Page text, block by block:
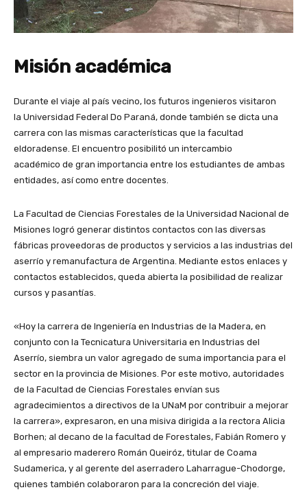
Misión académica
Durante el viaje al país vecino, los futuros ingenieros visitaron
la Universidad Federal Do Paraná, donde también se dicta una
carrera con las mismas características que la facultad
eldoradense. El encuentro posibilitó un intercambio
académico de gran importancia entre los estudiantes de ambas
entidades, así como entre docentes.
La Facultad de Ciencias Forestales de la Universidad Nacional de
Misiones logró generar distintos contactos con las diversas
fábricas proveedoras de productos y servicios a las industrias del
aserrío y remanufactura de Argentina. Mediante estos enlaces y
contactos establecidos, queda abierta la posibilidad de realizar
cursos y pasantías.
«Hoy la carrera de Ingeniería en Industrias de la Madera, en
conjunto con la Tecnicatura Universitaria en Industrias del
Aserrío, siembra un valor agregado de suma importancia para el
sector en la provincia de Misiones. Por este motivo, autoridades
de la Facultad de Ciencias Forestales envían sus
agradecimientos a directivos de la UNaM por contribuir a mejorar
la carrera», expresaron, en una misiva dirigida a la rectora Alicia
Borhen; al decano de la facultad de Forestales, Fabián Romero y
al empresario maderero Román Queiróz, titular de Coama
Sudamerica, y al gerente del aserradero Laharrague-Chodorge,
quienes también colaboraron para la concreción del viaje.